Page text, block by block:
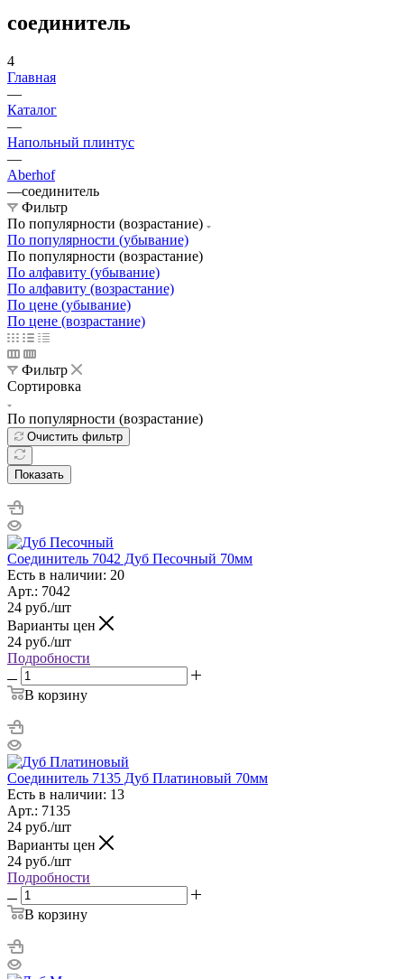
соединитель
4
Главная
—
Каталог
—
Напольный плинтус
—
Aberhof
—соединитель
Фильтр
По популярности (возрастание)
По популярности (убывание)
По популярности (возрастание)
По алфавиту (убывание)
По алфавиту (возрастание)
По цене (убывание)
По цене (возрастание)
Фильтр
Сортировка
По популярности (возрастание)
Очистить фильтр
Показать
Соединитель 7042 Дуб Песочный 70мм
Есть в наличии: 20
Арт.: 7042
24 руб./шт
Варианты цен
24 руб./шт
Подробности
В корзину
Соединитель 7135 Дуб Платиновый 70мм
Есть в наличии: 13
Арт.: 7135
24 руб./шт
Варианты цен
24 руб./шт
Подробности
В корзину